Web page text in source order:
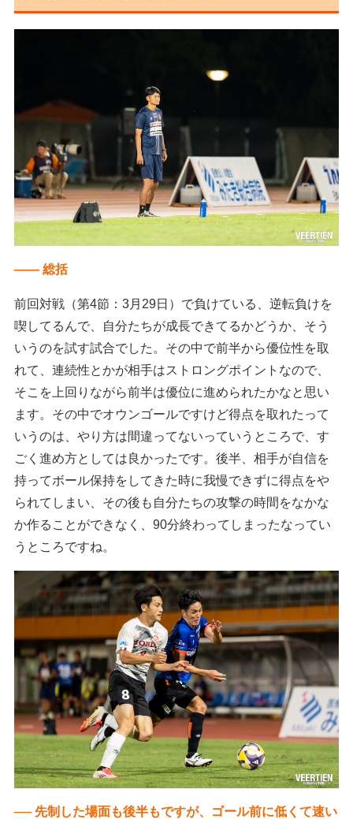
―― 総括
前回対戦（第4節：3月29日）で負けている、逆転負けを
喫してるんで、自分たちが成長できてるかどうか、そう
いうのを試す試合でした。その中で前半から優位性を取
れて、連続性とかが相手はストロングポイントなので、
そこを上回りながら前半は優位に進められたかなと思い
ます。その中でオウンゴールですけど得点を取れたって
いうのは、やり方は間違ってないっていうところで、す
ごく進め方としては良かったです。後半、相手が自信を
持ってボール保持をしてきた時に我慢できずに得点をや
られてしまい、その後も自分たちの攻撃の時間をなかな
か作ることができなく、90分終わってしまったなってい
うところですね。
── 先制した場面も後半もですが、ゴール前に低くて速い